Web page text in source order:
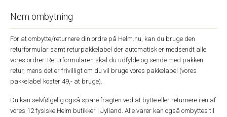
Nem ombytning
For at ombytte/returnere din ordre på Helm.nu, kan du bruge den
returformular samt returpakkelabel der automatisk er medsendt alle
vores ordrer. Returformularen skal du udfylde og sende med pakken
retur, mens det er frivilligt om du vil bruge vores pakkelabel (vores
pakkelabel koster 49,- at bruge).
Du kan selvfølgelig også spare fragten ved at bytte eller returnere i en af
vores 12 fysiske Helm butikker i Jylland. Alle varer kan også ombyttes til